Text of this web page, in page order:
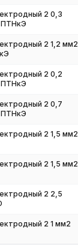
2 0,3
ПТНкЭ
2 1,2 мм2
2 0,2
ПТНкЭ
2 0,7
ПТНкЭ
2 1,5 мм2
2 1,5 мм2
2 2,5
2 1 мм2